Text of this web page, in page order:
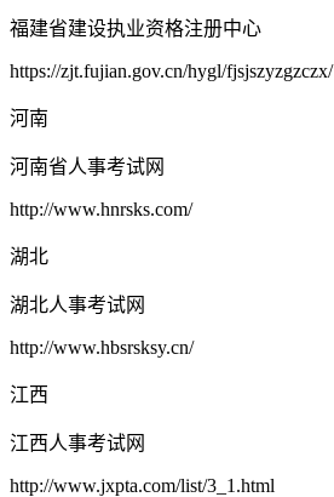
福建省建设执业资格注册中心
https://zjt.fujian.gov.cn/hygl/fjsjszyzgzczx/
河南
河南省人事考试网
http://www.hnrsks.com/
湖北
湖北人事考试网
http://www.hbsrsksy.cn/
江西
江西人事考试网
http://www.jxpta.com/list/3_1.html